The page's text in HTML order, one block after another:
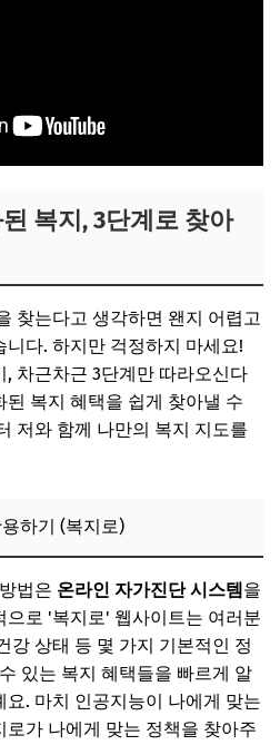
복지, 3단계로 찾아
찾는다고 생각하면 왠지 어렵고
다. 하지만 걱정하지 마세요!
차근차근 3단계만 따라오신다
복지 혜택을 쉽게 찾아낼 수
저와 함께 나만의 복지 지도를
하기 (복지로)
법은 온라인 자가진단 시스템을
으로 '복지로' 웹사이트는 여러분
강 상태 등 몇 가지 기본적인 정
있는 복지 혜택들을 빠르게 알
. 마치 인공지능이 나에게 맞는
가 나에게 맞는 정책을 찾아주